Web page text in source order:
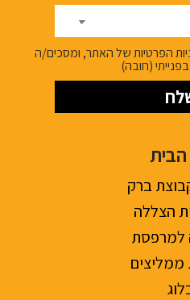
הפרטיות של האתר, ומסכים/ה
(חובה)
ברק
הצללה
למרפסת
ממליצים